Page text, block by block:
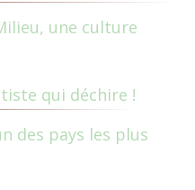
une culture
qui déchire !
des pays les plus